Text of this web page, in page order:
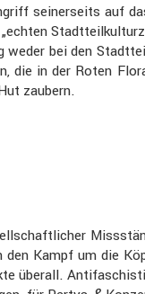
seiner­seits auf
bei den
die in der Roten
zaubern.
Kampf um die
überall.